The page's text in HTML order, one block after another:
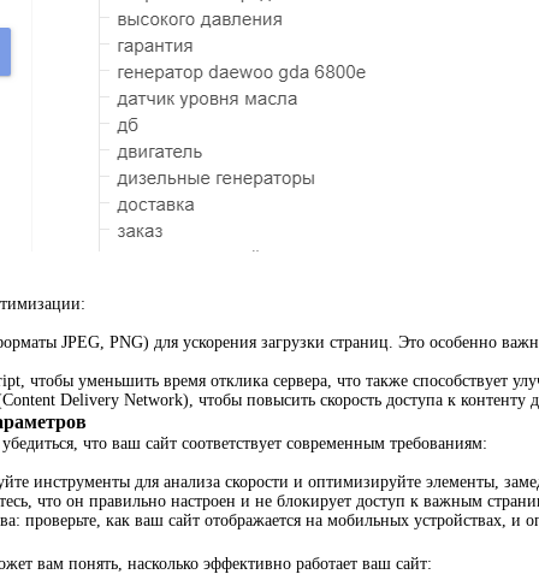
JPEG, PNG) для ускорения загрузки страниц. Это особенно
чтобы уменьшить время отклика сервера, что также способствует
Delivery Network), чтобы повысить скорость доступа к контенту
что ваш сайт соответствует современным требованиям:
инструменты для анализа скорости и оптимизируйте элементы,
что он правильно настроен и не блокирует доступ к важным
проверьте, как ваш сайт отображается на мобильных устройствах, и
вам понять, насколько эффективно работает ваш сайт: